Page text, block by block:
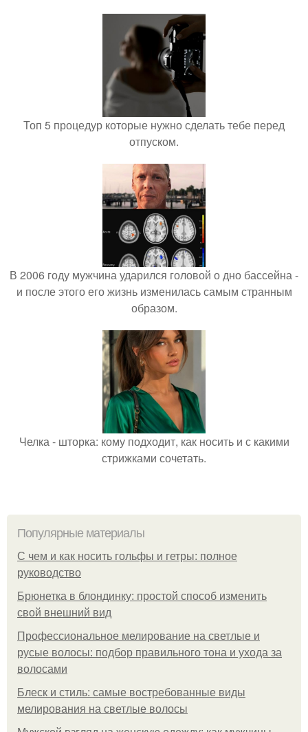
Топ 5 процедур которые нужно сделать тебе перед
отпуском.
В 2006 году мужчина ударился головой о дно бассейна -
и после этого его жизнь изменилась самым странным
образом.
Челка - шторка: кому подходит, как носить и с какими
стрижками сочетать.
Популярные материалы
С чем и как носить гольфы и гетры: полное
руководство
Брюнетка в блондинку: простой способ изменить
свой внешний вид
Профессиональное мелирование на светлые и
русые волосы: подбор правильного тона и ухода за
волосами
Блеск и стиль: самые востребованные виды
мелирования на светлые волосы